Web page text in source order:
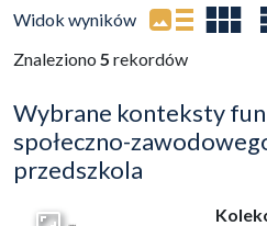
Widok wyników
Znaleziono 5 rekordów
Wybrane konteksty
społeczno-
przedszkola